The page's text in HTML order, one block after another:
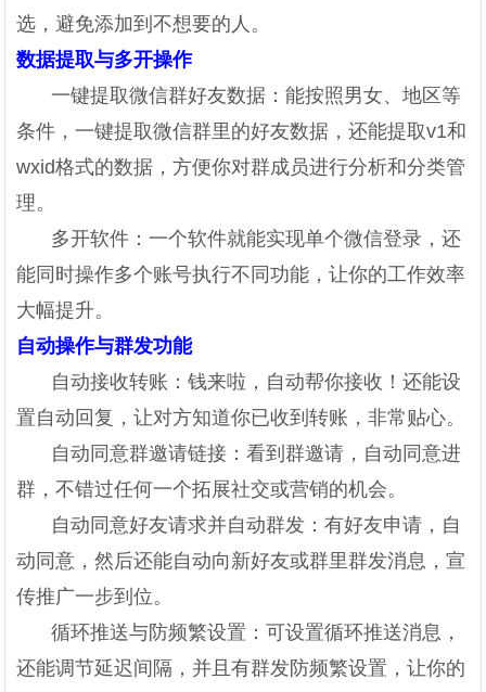
选，避免添加到不想要的人。
数据提取与多开操作
一键提取微信群好友数据：能按照男女、地区等
条件，一键提取微信群里的好友数据，还能提取v1和
wxid格式的数据，方便你对群成员进行分析和分类管
理。
多开软件：一个软件就能实现单个微信登录，还
能同时操作多个账号执行不同功能，让你的工作效率
大幅提升。
自动操作与群发功能
自动接收转账：钱来啦，自动帮你接收！还能设
置自动回复，让对方知道你已收到转账，非常贴心。
自动同意群邀请链接：看到群邀请，自动同意进
群，不错过任何一个拓展社交或营销的机会。
自动同意好友请求并自动群发：有好友申请，自
动同意，然后还能自动向新好友或群里群发消息，宣
传推广一步到位。
循环推送与防频繁设置：可设置循环推送消息，
还能调节延迟间隔，并且有群发防频繁设置，让你的